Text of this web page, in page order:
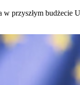
przyszłym budżecie